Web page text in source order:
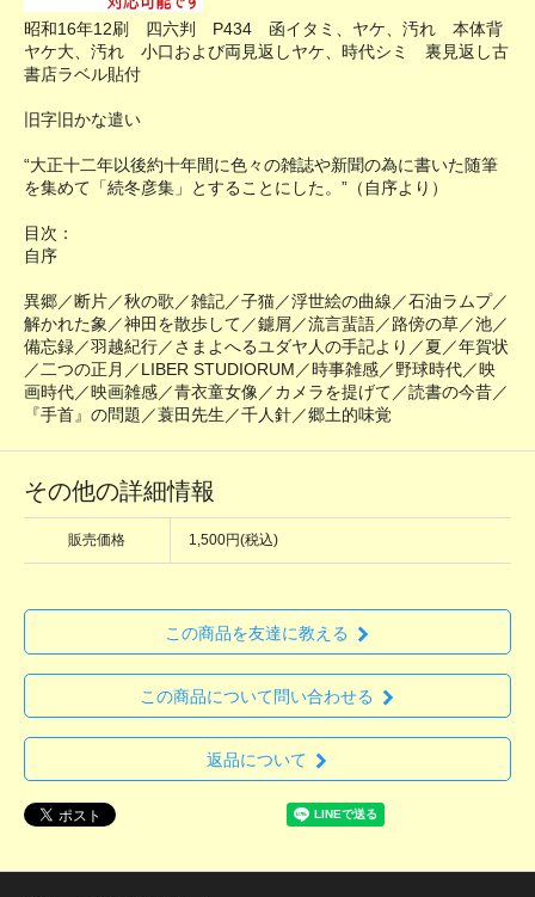
昭和16年12刷 四六判 P434 函イタミ、ヤケ、汚れ 本体背
ヤケ大、汚れ 小口および両見返しヤケ、時代シミ 裏見返し古
書店ラベル貼付
旧字旧かな遣い
“大正十二年以後約十年間に色々の雑誌や新聞の為に書いた随筆
を集めて「続冬彦集」とすることにした。”（自序より）
目次：
自序
異郷／断片／秋の歌／雑記／子猫／浮世絵の曲線／石油ラムプ／
解かれた象／神田を散歩して／鑢屑／流言蜚語／路傍の草／池／
備忘録／羽越紀行／さまよへるユダヤ人の手記より／夏／年賀状
／二つの正月／LIBER STUDIORUM／時事雑感／野球時代／映
画時代／映画雑感／青衣童女像／カメラを提げて／読書の今昔／
『手首』の問題／蓑田先生／千人針／郷土的味覚
その他の詳細情報
販売価格 1,500円(税込)
この商品を友達に教える
この商品について問い合わせる
返品について